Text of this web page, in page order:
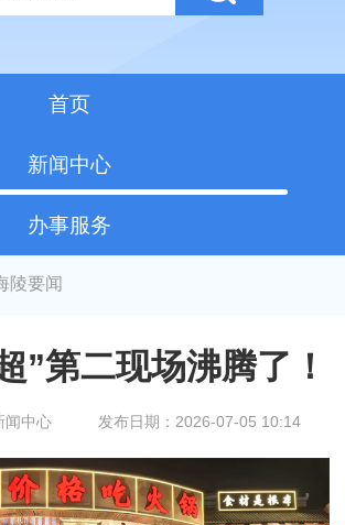
首页
新闻中心
办事服务
陵要闻
”第二现场沸腾了！
闻中心 发布日期：2026-07-05 10:14